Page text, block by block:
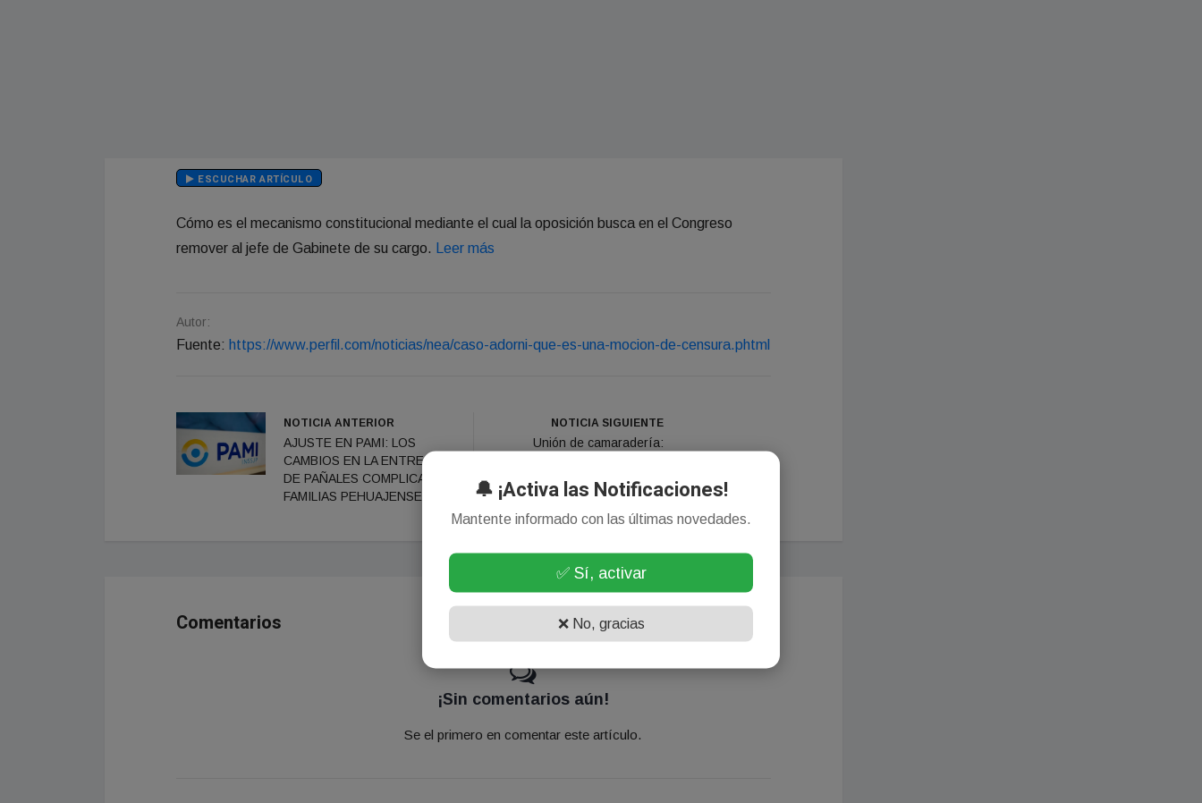
ESCUCHAR ARTÍCULO
Cómo es el mecanismo constitucional mediante el cual la oposición busca en el Congreso
remover al jefe de Gabinete de su cargo.
Leer más
Autor:
Fuente: https://www.perfil.com/noticias/nea/caso-adorni-que-es-una-mocion-de-censura.phtml
NOTICIA ANTERIOR
AJUSTE EN PAMI: LOS
CAMBIOS EN LA ENTREGA
DE PAÑALES COMPLICAN A
FAMILIAS PEHUAJENSES
NOTICIA SIGUIENTE
Unión de camaradería:
Moreno sorprendieron con
un gesto político
Comentarios
¡Sin comentarios aún!
Se el primero en comentar este artículo.
🔔 ¡Activa las Notificaciones!
Mantente informado con las últimas novedades.
✅ Sí, activar
❌ No, gracias